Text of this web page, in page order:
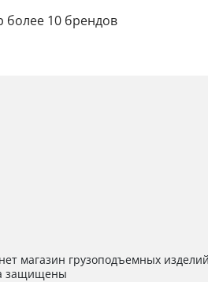
более 10 брендов
магазин грузоподъемных
защищены